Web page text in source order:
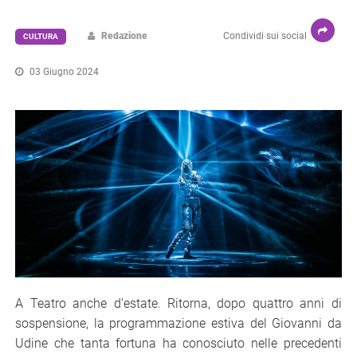
Condividi sui social
CULTURA Redazione
03 Giugno 2024
A Teatro anche d’estate. Ritorna, dopo quattro anni di
sospensione, la programmazione estiva del Giovanni da
Udine che tanta fortuna ha conosciuto nelle precedenti